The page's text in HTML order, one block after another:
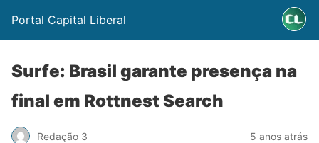
Portal Capital Liberal
Surfe: Brasil garante presença na
final em Rottnest Search
Redação 3 5 anos atrás